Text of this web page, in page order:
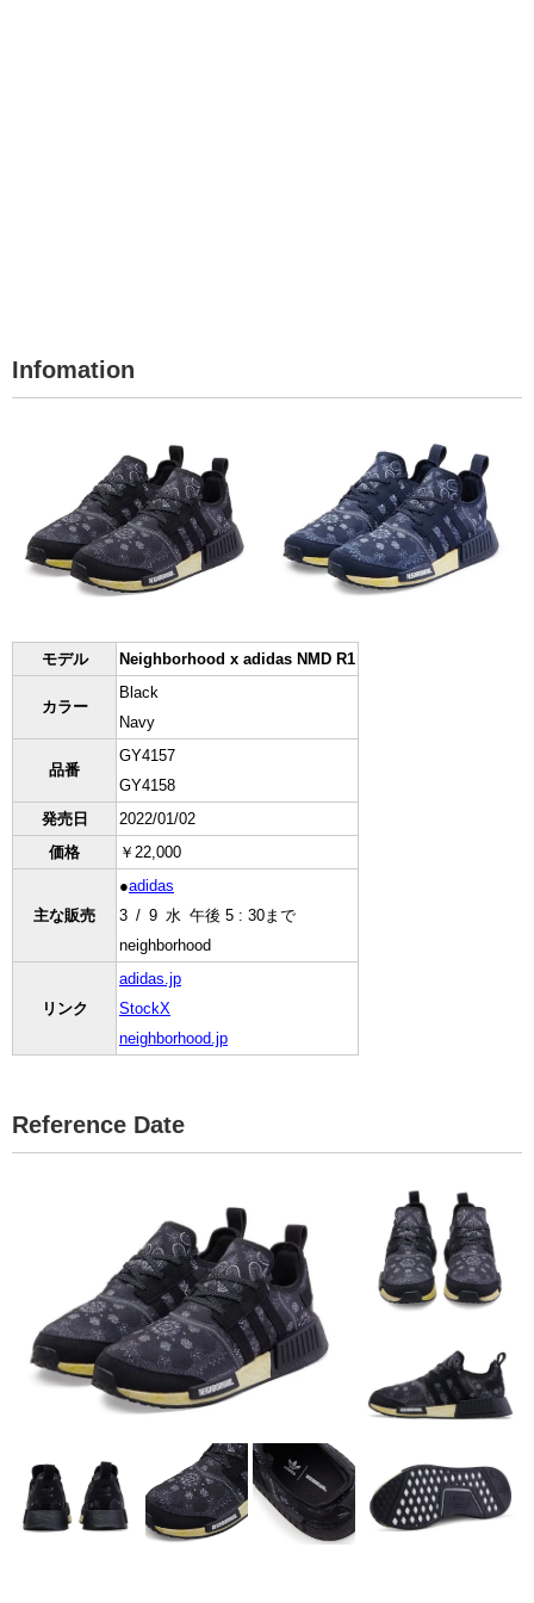
Infomation
モデル Neighborhood x adidas NMD R1
カラー
Black
Navy
品番
GY4157
GY4158
発売日
2022/01/02
価格
￥22,000
主な販売
●adidas
3 / 9 水 午後 5 : 30まで
neighborhood
リンク
adidas.jp
StockX
neighborhood.jp
Reference Date